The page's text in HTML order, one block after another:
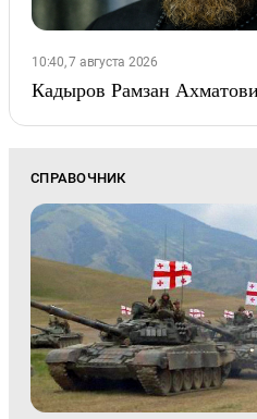
10:40, 7 августа 2026
Кадыров Рамзан
СПРАВОЧНИК